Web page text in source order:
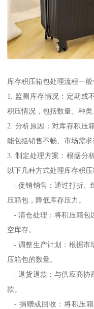
库存积压箱包处理流程一般
1. 监测库存情况：定期或
积压情况，包括数量、种类
2. 分析原因：对库存积压
能包括销售不畅、市场需求
3. 制定处理方案：根据分
以下几种方式处理库存积压
- 促销销售：通过打折、
压箱包，降低库存压力。
- 清仓处理：将积压箱包
空库存。
- 调整生产计划：根据市
压箱包的数量。
- 退货退款：与供应商协
款。
- 捐赠或回收：将积压